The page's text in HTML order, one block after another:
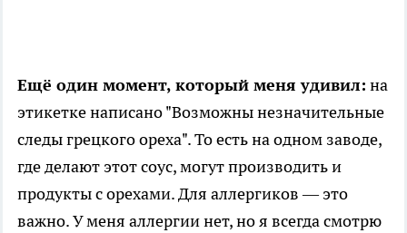
Ещё один момент, который меня удивил: на
этикетке написано "Возможны незначительные
следы грецкого ореха". То есть на одном заводе,
где делают этот соус, могут производить и
продукты с орехами. Для аллергиков — это
важно. У меня аллергии нет, но я всегда смотрю